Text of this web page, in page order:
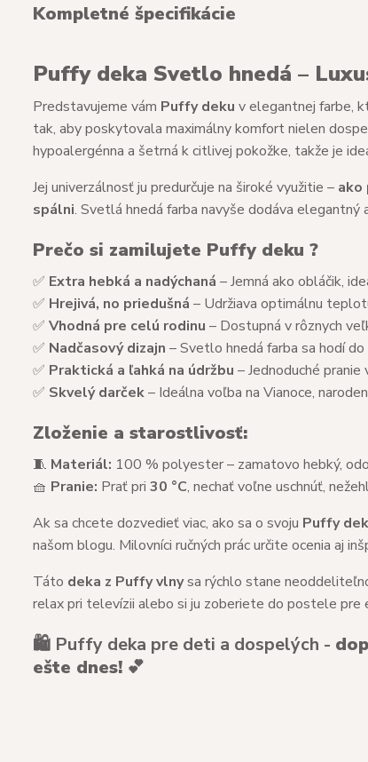
Kompletné špecifikácie
Puffy deka Svetlo hnedá –
Predstavujeme vám Puffy deku v elegantnej farbe,
tak, aby poskytovala maximálny komfort nielen
hypoalergénna a šetrná k citlivej pokožke, takže je
Jej univerzálnosť ju predurčuje na široké využitie – ako
spálni. Svetlá hnedá farba navyše dodáva elegantný
Prečo si zamilujete Puffy deku ?
✅ Extra hebká a nadýchaná – Jemná ako obláčik,
✅ Hrejivá, no priedušná – Udržiava optimálnu
✅ Vhodná pre celú rodinu – Dostupná v rôznych
✅ Nadčasový dizajn – Svetlo hnedá farba sa hodí
✅ Praktická a ľahká na údržbu – Jednoduché
✅ Skvelý darček– Ideálna voľba na Vianoce,
Zloženie a starostlivosť:
🧵 Materiál: 100 % polyester – zamatovo hebký,
🧺 Pranie: Prať pri 30 °C, nechať voľne uschnúť,
Ak sa chcete dozvedieť viac, ako sa o svoju Puffy
našom blogu. Milovníci ručných prác určite ocenia aj
Táto deka z Puffy vlnysa rýchlo stane
relax pri televízii alebo si ju zoberiete do postele pre
🛍️ Puffy deka pre deti a dospelých -
ešte dnes! 💕